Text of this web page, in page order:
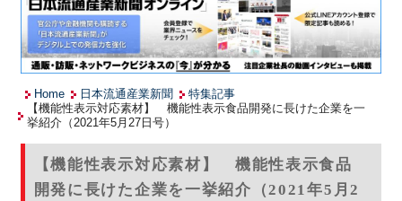
Home 日本流通産業新聞
特集記事
【機能性表示対応素材】 機能性表示食品開発に長けた企業を一
挙紹介（2021年5月27日号）
【機能性表示対応素材】 機能性表示食品
開発に長けた企業を一挙紹介（2021年5月2